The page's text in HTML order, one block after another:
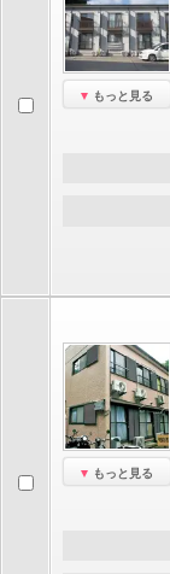
もっと見る
もっと見る